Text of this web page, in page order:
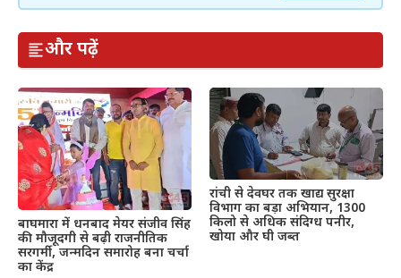
और पढ़ें
बाघमारा में धनबाद मेयर संजीव सिंह
की मौजूदगी से बढ़ी राजनीतिक
सरगर्मी, जन्मदिन समारोह बना चर्चा
का केंद्र
रांची से देवघर तक खाद्य सुरक्षा
विभाग का बड़ा अभियान, 1300
किलो से अधिक संदिग्ध पनीर,
खोया और घी जब्त